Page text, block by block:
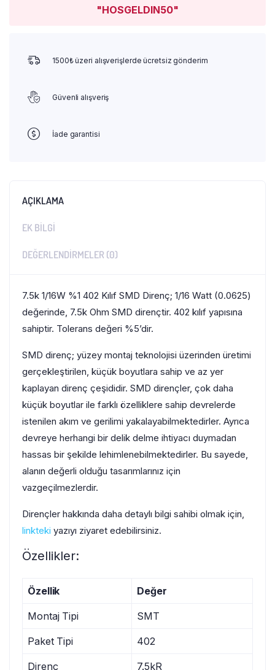
"HOSGELDIN50"
1500₺ üzeri alışverişlerde ücretsiz gönderim
Güvenli alışveriş
İade garantisi
AÇIKLAMA
EK BILGI
DEĞERLENDIRMELER (0)
7.5k 1/16W %1 402 Kılıf SMD Direnç; 1/16 Watt (0.0625)
değerinde, 7.5k Ohm SMD dirençtir. 402 kılıf yapısına
sahiptir. Tolerans değeri %5’dir.
SMD direnç; yüzey montaj teknolojisi üzerinden üretimi
gerçekleştirilen, küçük boyutlara sahip ve az yer
kaplayan direnç çeşididir. SMD dirençler, çok daha
küçük boyutlar ile farklı özelliklere sahip devrelerde
istenilen akım ve gerilimi yakalayabilmektedirler. Ayrıca
devreye herhangi bir delik delme ihtiyacı duymadan
hassas bir şekilde lehimlenebilmektedirler. Bu sayede,
alanın değerli olduğu tasarımlarınız için
vazgeçilmezlerdir.
Dirençler hakkında daha detaylı bilgi sahibi olmak için,
linkteki yazıyı ziyaret edebilirsiniz.
Özellikler:
Özellik Değer
Montaj Tipi SMT
Paket Tipi 402
Direnç 7.5kR